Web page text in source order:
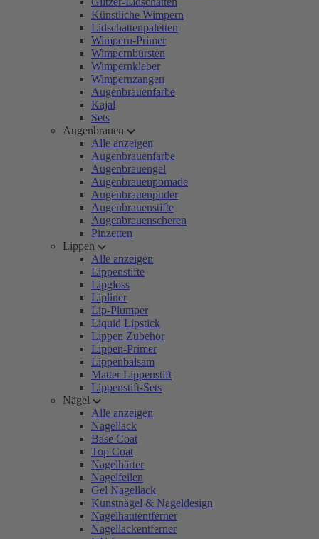
Künstliche Wimpern
Lidschattenpaletten
Wimpern-Primer
Wimpernbürsten
Wimpernkleber
Wimpernzangen
Augenbrauenfarbe
Kajal
Sets
Augenbrauen
Alle anzeigen
Augenbrauenfarbe
Augenbrauengel
Augenbrauenpomade
Augenbrauenpuder
Augenbrauenstifte
Augenbrauenscheren
Pinzetten
Lippen
Alle anzeigen
Lippenstifte
Lipgloss
Lipliner
Lip-Plumper
Liquid Lipstick
Lippen Zubehör
Lippen-Primer
Lippenbalsam
Matter Lippenstift
Lippenstift-Sets
Nägel
Alle anzeigen
Nagellack
Base Coat
Top Coat
Nagelhärter
Nagelfeilen
Gel Nagellack
Kunstnägel & Nageldesign
Nagelhautentferner
Nagellackentferner